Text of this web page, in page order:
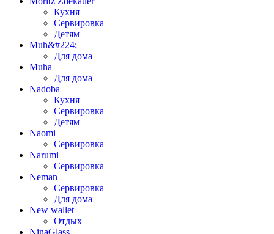
Кухня
Сервировка
Детям
Muh&#224;
Для дома
Muha
Для дома
Nadoba
Кухня
Сервировка
Детям
Naomi
Сервировка
Narumi
Сервировка
Neman
Сервировка
Для дома
New wallet
Отдых